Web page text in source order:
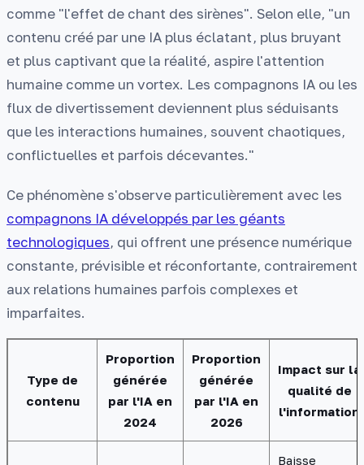
comme "l'effet de chant des sirènes". Selon elle, "un
contenu créé par une IA plus éclatant, plus bruyant
et plus captivant que la réalité, aspire l'attention
humaine comme un vortex. Les compagnons IA ou les
flux de divertissement deviennent plus séduisants
que les interactions humaines, souvent chaotiques,
conflictuelles et parfois décevantes."
Ce phénomène s'observe particulièrement avec les
compagnons IA développés par les géants
technologiques, qui offrent une présence numérique
constante, prévisible et réconfortante, contrairement
aux relations humaines parfois complexes et
imparfaites.
Type de
contenu
Proportion
générée
par l'IA en
2024
Proportion
générée
par l'IA en
2026
Impact sur la
qualité de
l'information
Baisse